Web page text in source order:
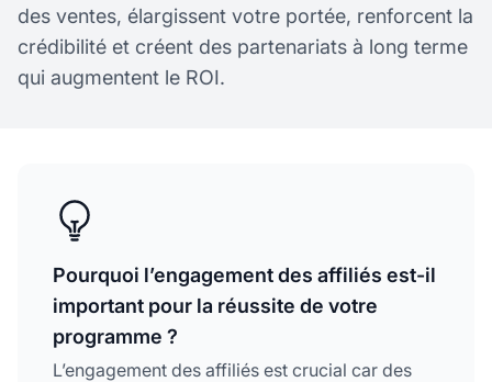
des ventes, élargissent votre portée, renforcent la
crédibilité et créent des partenariats à long terme
qui augmentent le ROI.
Pourquoi l’engagement des affiliés est-il
important pour la réussite de votre
programme ?
L’engagement des affiliés est crucial car des